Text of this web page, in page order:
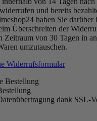
und bereits
haben Sie darüber
Überschreiten der
Zeitraum von 30 Tagen in
umzutauschen.
Widerrufsformular
dank SSL-